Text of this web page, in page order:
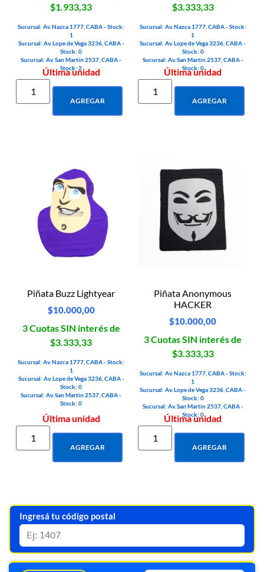
$1.933,33
Sucursal: Av. Nazca 1777, CABA - Stock:
1
Sucursal: Av. Lope de Vega 3236, CABA -
Stock: 0
Sucursal: Av. San Martin 2537, CABA -
Stock: 2
Última unidad
AGREGAR
$3.333,33
Sucursal: Av. Nazca 1777, CABA - Stock:
1
Sucursal: Av. Lope de Vega 3236, CABA -
Stock: 0
Sucursal: Av. San Martin 2537, CABA -
Stock: 0
Última unidad
AGREGAR
Piñata Buzz Lightyear
$10.000,00
3 Cuotas SIN interés de
$3.333,33
Sucursal: Av. Nazca 1777, CABA - Stock:
1
Sucursal: Av. Lope de Vega 3236, CABA -
Stock: 0
Sucursal: Av. San Martin 2537, CABA -
Stock: 0
Última unidad
AGREGAR
Piñata Anonymous
HACKER
$10.000,00
3 Cuotas SIN interés de
$3.333,33
Sucursal: Av. Nazca 1777, CABA - Stock:
1
Sucursal: Av. Lope de Vega 3236, CABA -
Stock: 0
Sucursal: Av. San Martin 2537, CABA -
Stock: 0
Última unidad
AGREGAR
Ingresá tu código postal